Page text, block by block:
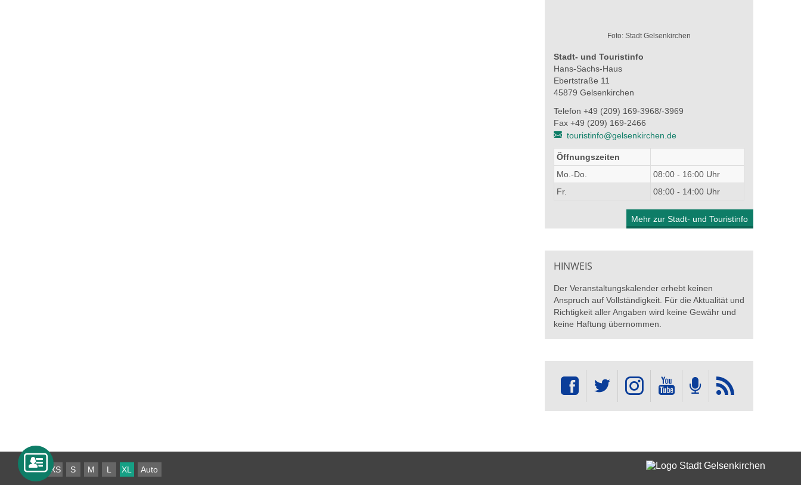
Foto: Stadt Gelsenkirchen
Stadt- und Touristinfo
Hans-Sachs-Haus
Ebertstraße 11
45879 Gelsenkirchen
Telefon +49 (209) 169-3968/-3969
Fax +49 (209) 169-2466
touristinfo@gelsenkirchen.de
Öffnungszeiten
Mo.-Do.
08:00 - 16:00 Uhr
Fr.
08:00 - 14:00 Uhr
Mehr zur Stadt- und Touristinfo
HINWEIS
Der Veranstaltungskalender erhebt keinen
Anspruch auf Vollständigkeit. Für die Aktualität und
Richtigkeit aller Angaben wird keine Gewähr und
keine Haftung übernommen.
XS S M L XL Auto